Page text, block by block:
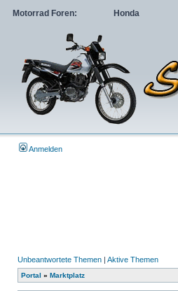
Motorrad Foren: Honda
Anmelden
Unbeantwortete Themen | Aktive Themen
Portal » Marktplatz